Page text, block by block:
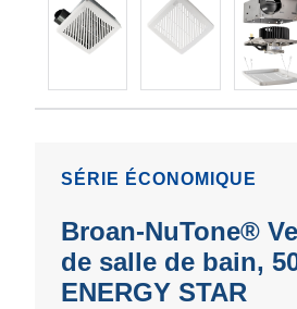
SÉRIE ÉCONOMIQUE
Broan-NuTone®
de salle de bain,
ENERGY STAR